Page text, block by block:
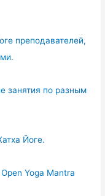
преподавателей,
занятия по разным
Йоге.
Yoga Mantra